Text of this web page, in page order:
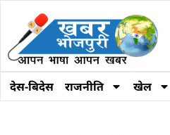
देस-बिदेस राजनीति खेल